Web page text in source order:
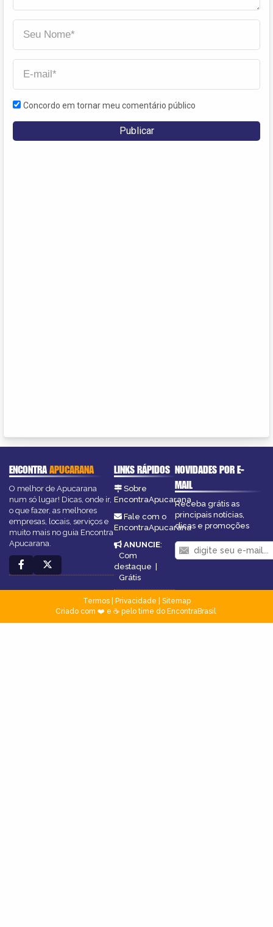
Concordo em tornar meu comentário público
ENCONTRAAPUCARANA
O melhor de Apucarana
num só lugar! Dicas, onde ir,
o que fazer, as melhores
empresas, locais, serviços e
muito mais no guia Encontra
Apucarana.
LINKS RÁPIDOS
Sobre
EncontraApucarana
Fale com o
EncontraApucarana
ANUNCIE:
Com
destaque |
Grátis
NOVIDADES POR E-
MAIL
Receba grátis as
principais notícias,
dicas e promoções
Termos| Privacidade
Sitemap
Criado com ❤️ e ☕ pelo time do EncontraBrasil